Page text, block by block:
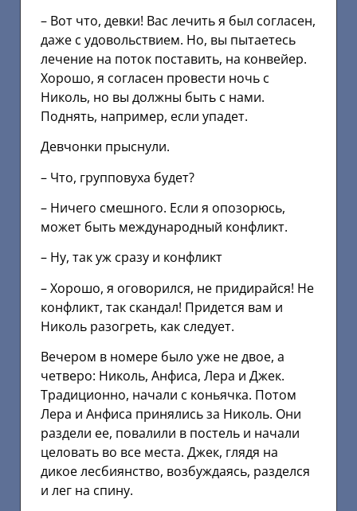
– Вот что, девки! Вас лечить я был согласен,
даже с удовольствием. Но, вы пытаетесь
лечение на поток поставить, на конвейер.
Хорошо, я согласен провести ночь с
Николь, но вы должны быть с нами.
Поднять, например, если упадет.
Девчонки прыснули.
– Что, групповуха будет?
– Ничего смешного. Если я опозорюсь,
может быть международный конфликт.
– Ну, так уж сразу и конфликт
– Хорошо, я оговорился, не придирайся! Не
конфликт, так скандал! Придется вам и
Николь разогреть, как следует.
Вечером в номере было уже не двое, а
четверо: Николь, Анфиса, Лера и Джек.
Традиционно, начали с коньячка. Потом
Лера и Анфиса принялись за Николь. Они
раздели ее, повалили в постель и начали
целовать во все места. Джек, глядя на
дикое лесбиянство, возбуждаясь, разделся
и лег на спину.